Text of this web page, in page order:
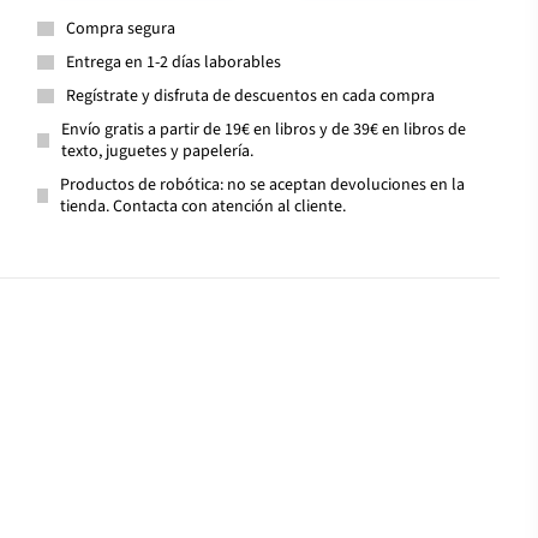
Compra segura
Entrega en 1-2 días laborables
Regístrate y disfruta de descuentos en cada compra
Envío gratis a partir de 19€ en libros y de 39€ en libros de
texto, juguetes y papelería.
Productos de robótica: no se aceptan devoluciones en la
tienda. Contacta con atención al cliente.